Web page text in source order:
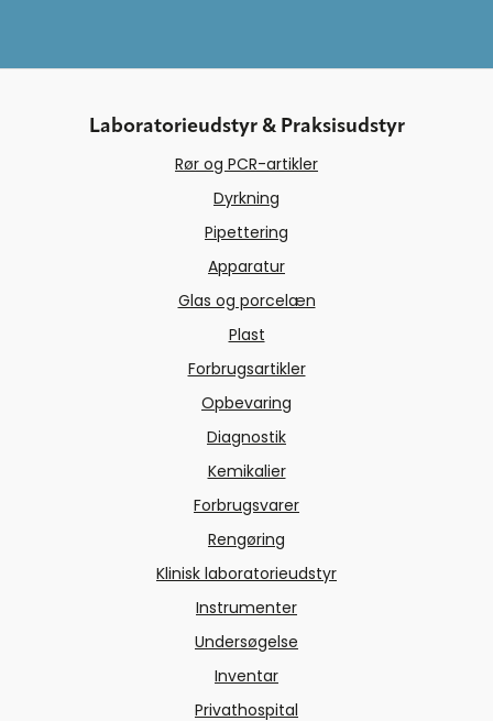
Laboratorieudstyr & Praksisudstyr
Rør og PCR-artikler
Dyrkning
Pipettering
Apparatur
Glas og porcelæn
Plast
Forbrugsartikler
Opbevaring
Diagnostik
Kemikalier
Forbrugsvarer
Rengøring
Klinisk laboratorieudstyr
Instrumenter
Undersøgelse
Inventar
Privathospital